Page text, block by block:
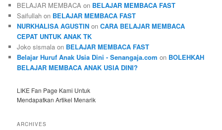
BELAJAR MEMBACA on BELAJAR MEMBACA FAST
Saifullah on BELAJAR MEMBACA FAST
NURKHALISA AGUSTIN onCARA BELAJAR MEMBACA
CEPAT UNTUK ANAK TK
Joko sismala on BELAJAR MEMBACA FAST
Belajar Huruf Anak Usia Dini - Senangaja.com on BOLEHKAH
BELAJAR MEMBACA ANAK USIA DINI?
LIKE Fan Page Kami Untuk
Mendapatkan Artikel Menarik
ARCHIVES